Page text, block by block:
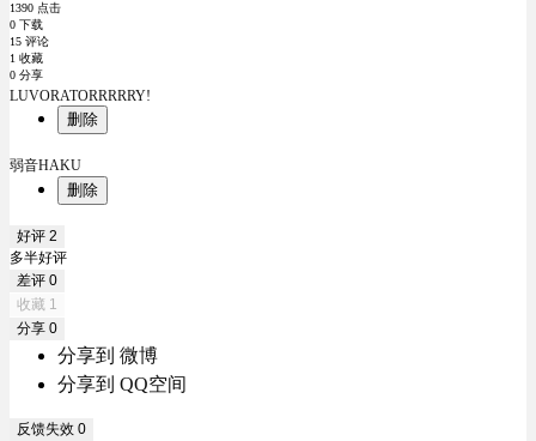
1390 点击
0 下载
15 评论
1 收藏
0 分享
LUVORATORRRRRY!
删除
弱音HAKU
删除
好评 2
多半好评
差评 0
收藏 1
分享 0
分享到 微博
分享到 QQ空间
反馈失效 0